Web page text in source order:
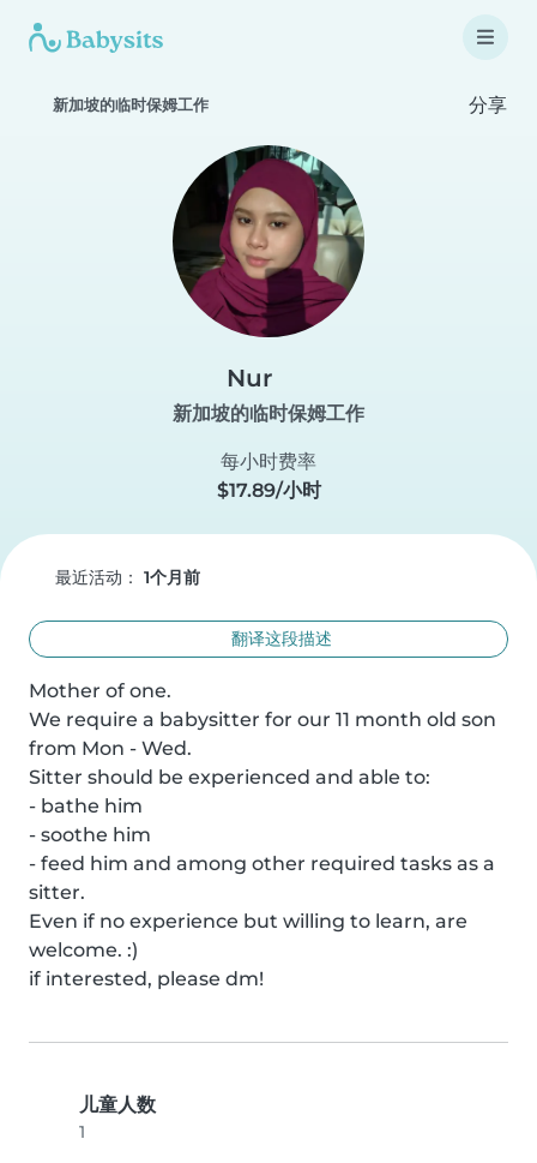
新加坡的临时保姆工作 分享
Nur
新加坡的临时保姆工作
每小时费率
$17.89/小时
最近活动： 1个月前
翻译这段描述
Mother of one.
We require a babysitter for our 11 month old son
from Mon - Wed.
Sitter should be experienced and able to:
- bathe him
- soothe him
- feed him and among other required tasks as a
sitter.
Even if no experience but willing to learn, are
welcome. :)
if interested, please dm!
儿童人数
1